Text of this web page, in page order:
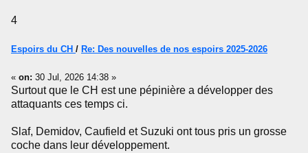
4
Espoirs du CH / Re: Des nouvelles de nos espoirs 2025-2026
« on: 30 Jul, 2026 14:38 »
Surtout que le CH est une pépinière a développer des
attaquants ces temps ci.
Slaf, Demidov, Caufield et Suzuki ont tous pris un grosse
coche dans leur développement.